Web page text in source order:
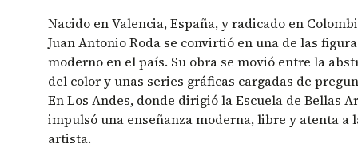
Nacido en Valencia, España, y radicado en
Juan Antonio Roda se convirtió en una de las
moderno en el país. Su obra se movió entre la
del color y unas series gráficas cargadas de
En Los Andes, donde dirigió la Escuela de Bellas
impulsó una enseñanza moderna, libre y atenta a
artista.